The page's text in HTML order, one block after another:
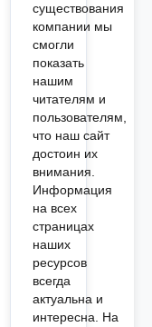
существования
компании мы
смогли
показать
нашим
читателям и
пользователям,
что наш сайт
достоин их
внимания.
Информация
на всех
страницах
наших
ресурсов
всегда
актуальна и
интересна. На